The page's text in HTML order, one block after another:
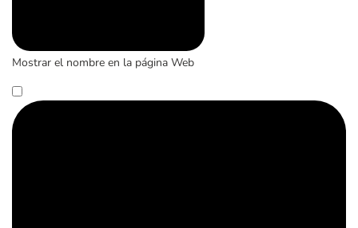
Mostrar el nombre en la página Web